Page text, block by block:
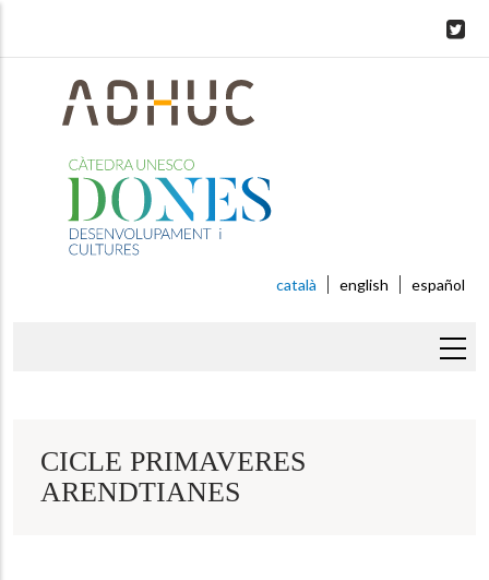
català english español
CICLE PRIMAVERES
ARENDTIANES